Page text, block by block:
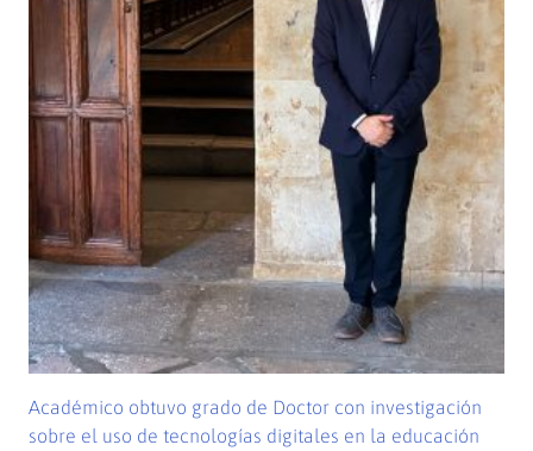
Académico obtuvo grado de Doctor con investigación
sobre el uso de tecnologías digitales en la educación